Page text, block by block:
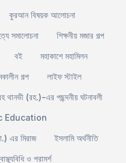
কুরআন বিষয়ক আলোচনা
সমালোচনা
শিক্ষনীয় মজার গল্প
বই
মহাকাশে মহামিলন
গল্প
লাইফ স্টাইল
থানভী (রহ.)-এর পছন্দনীয় ঘটনাবলী
Education
এর মিরাজ
ইসলামি অর্থনীতি
ও পরামর্শ